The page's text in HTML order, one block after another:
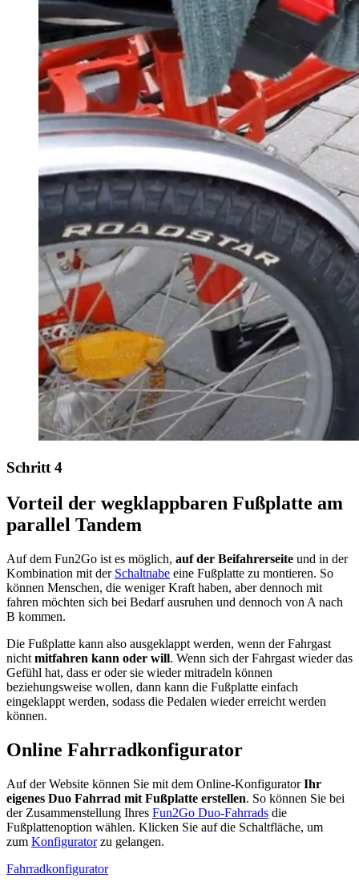
Schritt 4
Vorteil der wegklappbaren Fußplatte am
parallel Tandem
Auf dem Fun2Go ist es möglich, auf der Beifahrerseite und in der
Kombination mit der Schaltnabe eine Fußplatte zu montieren. So
können Menschen, die weniger Kraft haben, aber dennoch mit
fahren möchten sich bei Bedarf ausruhen und dennoch von A nach
B kommen.
Die Fußplatte kann also ausgeklappt werden, wenn der Fahrgast
nicht mitfahren kann oder will. Wenn sich der Fahrgast wieder das
Gefühl hat, dass er oder sie wieder mitradeln können
beziehungsweise wollen, dann kann die Fußplatte einfach
eingeklappt werden, sodass die Pedalen wieder erreicht werden
können.
Online Fahrradkonfigurator
Auf der Website können Sie mit dem Online-KonfiguratorIhr
eigenes Duo Fahrrad mit Fußplatte erstellen. So können Sie bei
der Zusammenstellung Ihres Fun2Go Duo-Fahrrads die
Fußplattenoption wählen. Klicken Sie auf die Schaltfläche, um
zum Konfiguratorzu gelangen.
Fahrradkonfigurator